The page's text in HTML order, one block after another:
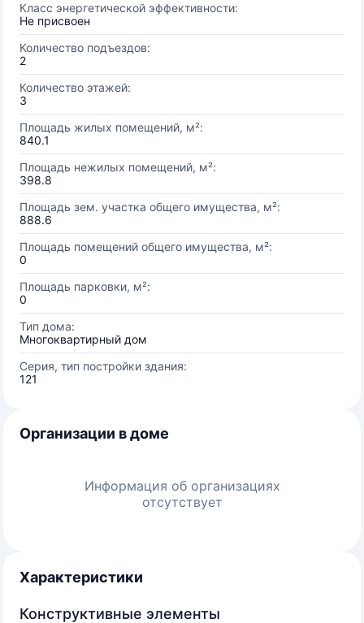
Класс энергетической эффективности:
Не присвоен
Количество подъездов:
2
Количество этажей:
3
Площадь жилых помещений, м²:
840.1
Площадь нежилых помещений, м²:
398.8
Площадь зем. участка общего имущества, м²:
888.6
Площадь помещений общего имущества, м²:
0
Площадь парковки, м²:
0
Тип дома:
Многоквартирный дом
Серия, тип постройки здания:
121
Организации в доме
Информация об организациях
отсутствует
Характеристики
Конструктивные элементы